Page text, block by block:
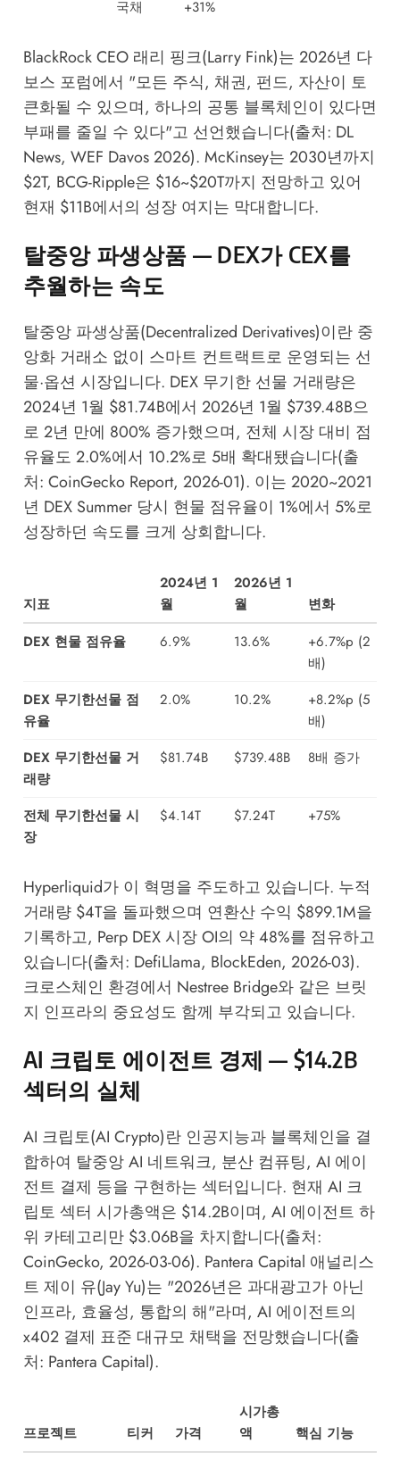
국채 +31%
BlackRock CEO 래리 핑크(Larry Fink)는 2026년 다
보스 포럼에서 "모든 주식, 채권, 펀드, 자산이 토
큰화될 수 있으며, 하나의 공통 블록체인이 있다면
부패를 줄일 수 있다"고 선언했습니다(출처: DL
News, WEF Davos 2026). McKinsey는 2030년까지
$2T, BCG-Ripple은 $16~$20T까지 전망하고 있어
현재 $11B에서의 성장 여지는 막대합니다.
탈중앙 파생상품 — DEX가 CEX를
추월하는 속도
탈중앙 파생상품(Decentralized Derivatives)이란 중
앙화 거래소 없이 스마트 컨트랙트로 운영되는 선
물·옵션 시장입니다. DEX 무기한 선물 거래량은
2024년 1월 $81.74B에서 2026년 1월 $739.48B으
로 2년 만에 800% 증가했으며, 전체 시장 대비 점
유율도 2.0%에서 10.2%로 5배 확대됐습니다(출
처: CoinGecko Report, 2026-01). 이는 2020~2021
년 DEX Summer 당시 현물 점유율이 1%에서 5%로
성장하던 속도를 크게 상회합니다.
지표
2024년 1
월
2026년 1
월
변화
DEX 현물 점유율
6.9% 13.6%
+6.7%p (2
배)
DEX 무기한선물 점
유율
2.0% 10.2%
+8.2%p (5
배)
DEX 무기한선물 거
래량
$81.74B $739.48B 8배 증가
전체 무기한선물 시
장
$4.14T $7.24T +75%
Hyperliquid가 이 혁명을 주도하고 있습니다. 누적
거래량 $4T을 돌파했으며 연환산 수익 $899.1M을
기록하고, Perp DEX 시장 OI의 약 48%를 점유하고
있습니다(출처: DefiLlama, BlockEden, 2026-03).
크로스체인 환경에서 Nestree Bridge와 같은 브릿
지 인프라의 중요성도 함께 부각되고 있습니다.
AI 크립토 에이전트 경제 — $14.2B
섹터의 실체
AI 크립토(AI Crypto)란 인공지능과 블록체인을 결
합하여 탈중앙 AI 네트워크, 분산 컴퓨팅, AI 에이
전트 결제 등을 구현하는 섹터입니다. 현재 AI 크
립토 섹터 시가총액은 $14.2B이며, AI 에이전트 하
위 카테고리만 $3.06B을 차지합니다(출처:
CoinGecko, 2026-03-06). Pantera Capital 애널리스
트 제이 유(Jay Yu)는 "2026년은 과대광고가 아닌
인프라, 효율성, 통합의 해"라며, AI 에이전트의
x402 결제 표준 대규모 채택을 전망했습니다(출
처: Pantera Capital).
프로젝트 티커 가격
시가총
액
핵심 기능